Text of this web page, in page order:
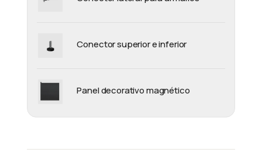
Conector superior e inferior
Panel decorativo magnético